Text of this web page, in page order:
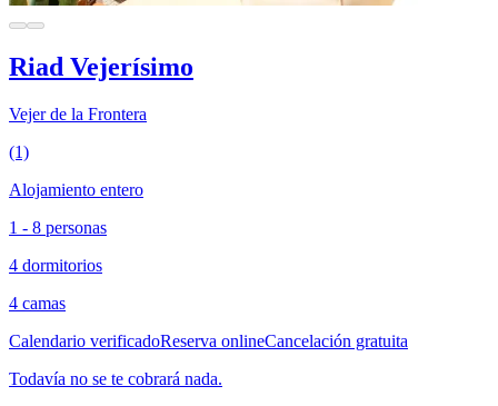
Riad Vejerísimo
Vejer de la Frontera
(1)
Alojamiento entero
1 - 8 personas
4 dormitorios
4 camas
Calendario verificadoReserva onlineCancelación gratuita
Todavía no se te cobrará nada.